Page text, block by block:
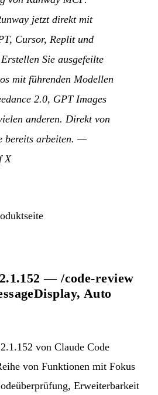
jetzt direkt mit
Cursor, Replit und
Sie ausgefeilte
mit führenden Modellen
2.0, GPT Images
anderen. Direkt von
bereits arbeiten. —
X
— /code-review
Auto
von Claude Code
von Funktionen mit Fokus
Erweiterbarkeit